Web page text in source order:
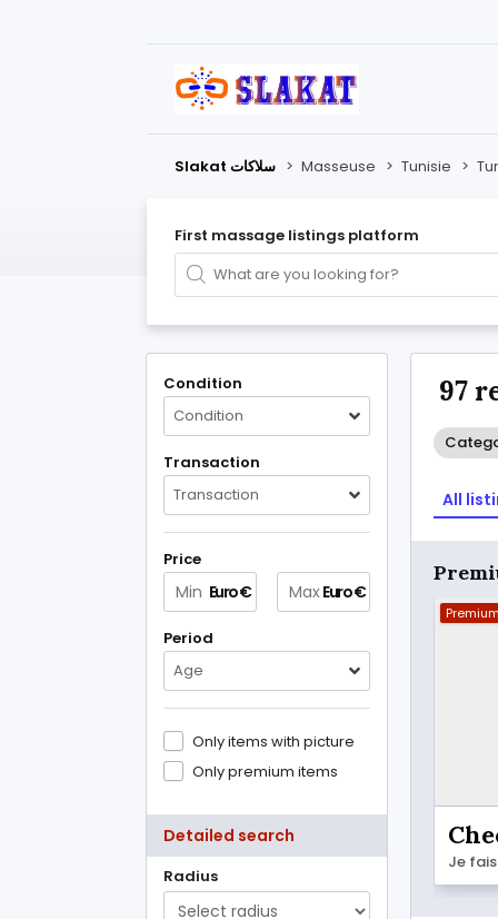
Slakat سلاكات > Masseuse > Tunisie >
First massage listings platform
Condition
Condition
Transaction
Transaction
Price
Euro € Euro €
Period
Age
Only items with picture
Only premium items
Detailed search
Radius
97
All
Premium